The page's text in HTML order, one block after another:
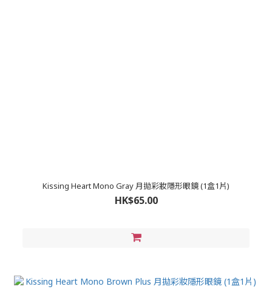
Kissing Heart Mono Gray 月拋彩妝隱形眼鏡 (1盒1片)
HK$65.00